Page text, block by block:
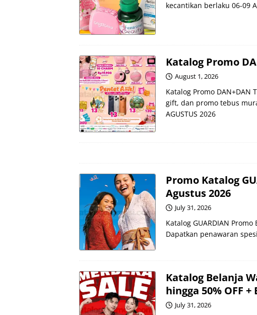
kecantikan berlaku 06-09
Katalog Promo
August 1, 2026
Katalog Promo DAN+DAN
gift, dan promo tebus
AGUSTUS 2026
Promo Katalog
Agustus 2026
July 31, 2026
Katalog GUARDIAN
Dapatkan penawaran
Katalog Belanja
hingga 50% OFF +
July 31, 2026